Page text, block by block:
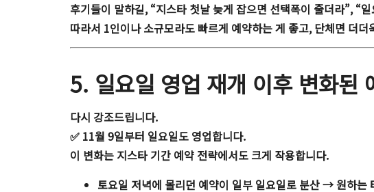
후기들이 말하길, “지스타 첫날 늦게 잡으면 선택폭이 줄더라”, “
따라서 1인이나 소규모라도 빠르게 예약하는 게 좋고, 단체면 더
5. 일요일 영업 재개 이후 변화된
다시 강조드립니다.
✅ 11월 9일부터 일요일도 영업합니다.
이 변화는 지스타 기간 예약 전략에서도 크게 작용합니다.
토요일 저녁에 몰리던 예약이 일부 일요일로 분산 → 원하는